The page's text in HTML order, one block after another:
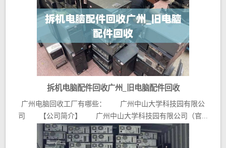
拆机电脑配件回收广州_旧电脑配件回收
广州电脑回收工厂有哪些： 广州中山大学科技园有限公
司 【公司简介】 广州中山大学科技园有限公司（官...